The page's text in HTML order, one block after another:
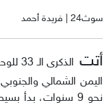
سوث24 | فريدة أحمد
أتت
اليمن الشمالي
نحو 9 سنوات، بدأ